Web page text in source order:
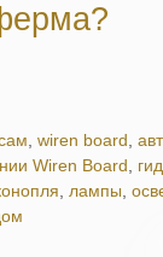
, wiren board ,
Wiren Board,
, лампы,